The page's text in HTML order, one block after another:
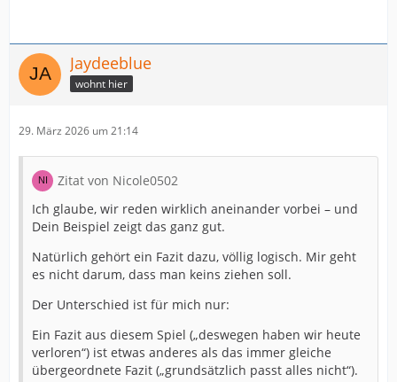
Jaydeeblue
wohnt hier
29. März 2026 um 21:14
Zitat von Nicole0502
Ich glaube, wir reden wirklich aneinander vorbei – und
Dein Beispiel zeigt das ganz gut.
Natürlich gehört ein Fazit dazu, völlig logisch. Mir geht
es nicht darum, dass man keins ziehen soll.
Der Unterschied ist für mich nur:
Ein Fazit aus diesem Spiel („deswegen haben wir heute
verloren“) ist etwas anderes als das immer gleiche
übergeordnete Fazit („grundsätzlich passt alles nicht“).